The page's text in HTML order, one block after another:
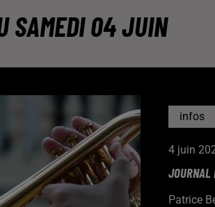
SAMEDI 04 JUIN
infos
4 juin
JOURNAL
Patrice